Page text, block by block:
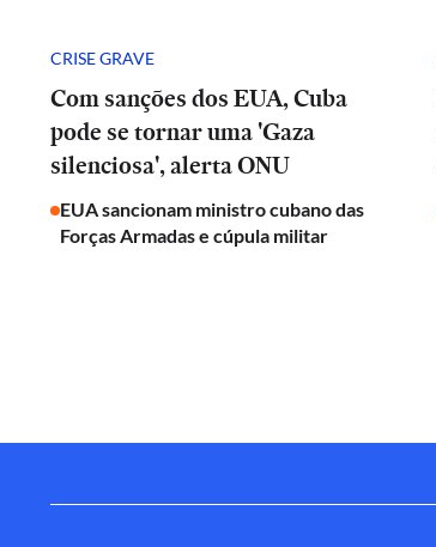
CRISE GRAVE
Com sanções dos EUA, Cuba
pode se tornar uma 'Gaza
silenciosa', alerta ONU
EUA sancionam ministro cubano das
Forças Armadas e cúpula militar